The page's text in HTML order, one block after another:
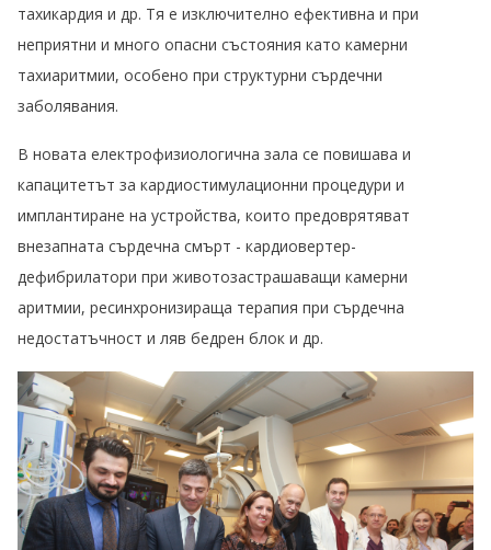
тахикардия и др. Тя е изключително ефективна и при
неприятни и много опасни състояния като камерни
тахиаритмии, особено при структурни сърдечни
заболявания.
В новата електрофизиологична зала се повишава и
капацитетът за кардиостимулационни процедури и
имплантиране на устройства, които предоврятяват
внезапната сърдечна смърт - кардиовертер-
дефибрилатори при животозастрашаващи камерни
аритмии, ресинхронизираща терапия при сърдечна
недостатъчност и ляв бедрен блок и др.